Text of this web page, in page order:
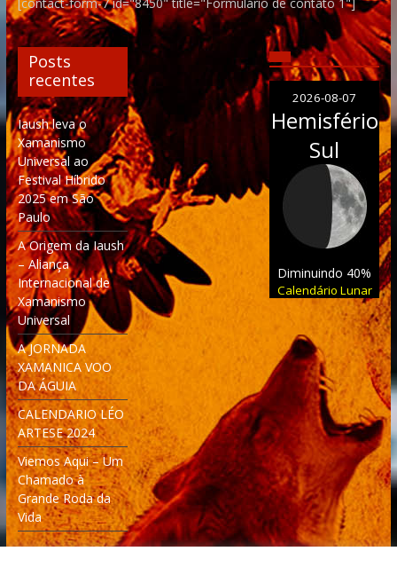
Posts
recentes
Iaush leva o
Xamanismo
Universal ao
Festival Híbrido
2025 em São
Paulo
A Origem da Iaush
– Aliança
Internacional de
Xamanismo
Universal
A JORNADA
XAMANICA VOO
DA ÁGUIA
CALENDARIO LÉO
ARTESE 2024
Viemos Aqui – Um
Chamado à
Grande Roda da
Vida
2026-08-07
Hemisfério
Sul
Diminuindo 40%
Calendário Lunar